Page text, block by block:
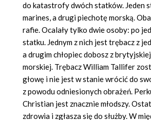
do katastrofy dwóch statków. Jeden
marines, a drugi piechotę morską.
rafie. Ocalały tylko dwie osoby: po
statku. Jednym z nich jest trębacz z
a drugim chłopiec dobosz z
morskiej. Trębacz William Tallifer
głowę i nie jest w stanie wrócić do
z powodu odniesionych obrażeń.
Christian jest znacznie młodszy.
zdrowia i zgłasza się do służby. W